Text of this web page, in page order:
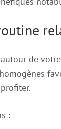
de
homogènes
: